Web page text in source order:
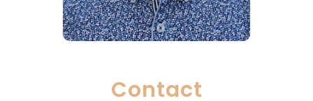
Contact